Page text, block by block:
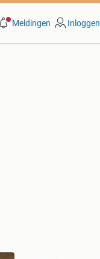
Meldingen Inloggen